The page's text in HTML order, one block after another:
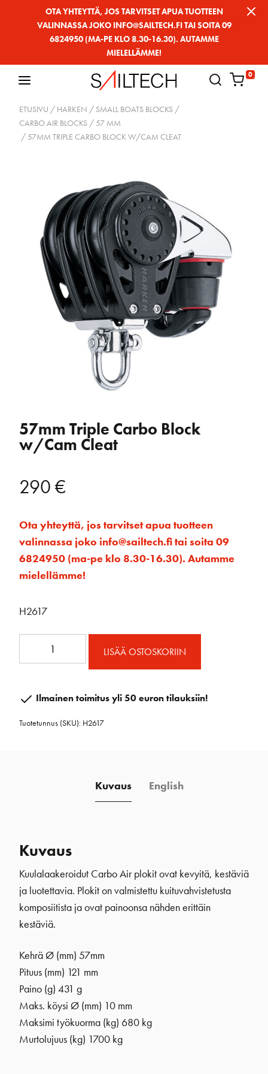
OTA YHTEYTTÄ, JOS TARVITSET APUA TUOTTEEN
VALINNASSA JOKO INFO@SAILTECH.FI TAI SOITA 09
6824950 (MA-PE KLO 8.30-16.30). AUTAMME
MIELELLÄMME!
0
ETUSIVU / HARKEN / SMALL BOATS BLOCKS /
CARBO AIR BLOCKS /57 MM
/ 57MM TRIPLE CARBO BLOCK W/CAM CLEAT
57mm Triple Carbo Block
w/Cam Cleat
290€
Ota yhteyttä, jos tarvitset apua tuotteen
valinnassa joko info@sailtech.fi tai soita 09
6824950 (ma-pe klo 8.30-16.30). Autamme
mielellämme!
H2617
Block
Cleat
LISÄÄ OSTOSKORIIN
Ilmainen toimitus yli 50 euron tilauksiin!
Tuotetunnus (SKU): H2617
Kuvaus English
Kuvaus
Kuulalaakeroidut Carbo Air plokit ovat kevyitä, kestäviä
ja luotettavia. Plokit on valmistettu kuituvahvistetusta
komposiitista ja ovat painoonsa nähden erittäin
kestäviä.
Kehrä Ø (mm) 57mm
Pituus (mm) 121 mm
Paino (g) 431 g
Maks. köysi Ø (mm) 10 mm
Maksimi työkuorma (kg) 680 kg
Murtolujuus (kg) 1700 kg